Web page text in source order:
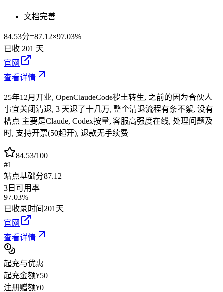
文档完善
84.53分=87.12×97.03%
已收 201 天
官网
查看详情
25年12月开业, OpenClaudeCode秽土转生, 之前的因为合伙人
事宜关闭清退, 3 天退了十几万, 整个清退流程有条不絮, 没有
槽点 主要是Claude, Codex按量, 客服高强度在线, 处理问题及
时, 支持开票(50起开), 退款无手续费
84.53/100
#1
站点基础分87.12
3日可用率
97.03%
已收录时间 201天
官网
查看详情
起充与优惠
起充金额¥50
注册赠额¥0